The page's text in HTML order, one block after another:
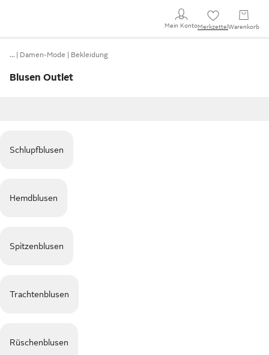
Mein KontoMerkzettel Warenkorb
… Damen-Mode Bekleidung
Blusen Outlet
Schlupfblusen
Hemdblusen
Spitzenblusen
Trachtenblusen
Rüschenblusen